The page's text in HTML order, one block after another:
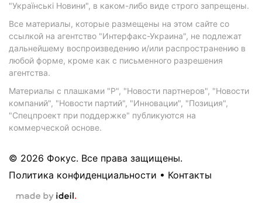
"Українські Новини", в каком-либо виде строго запрещены.
Все материалы, которые размещены на этом сайте со
ссылкой на агентство "Интерфакс-Украина", не подлежат
дальнейшему воспроизведению и/или распространению в
любой форме, кроме как с письменного разрешения
агентства.
Материалы с плашками "Р", "Новости партнеров", "Новости
компаний", "Новости партий", "Инновации", "Позиция",
"Спецпроект при поддержке" публикуются на
коммерческой основе.
© 2026 Фокус. Все права защищены.
Политика конфиденциальности • Контакты